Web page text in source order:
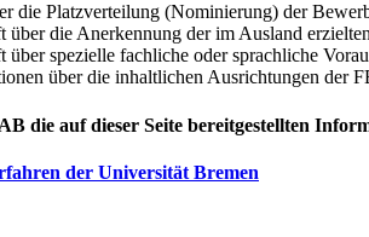
die Platzverteilung (Nominierung) der
über die Anerkennung der im Ausland
über spezielle fachliche oder sprachliche
über die inhaltlichen Ausrichtungen der
die auf dieser Seite bereitgestellten
der Universität Bremen